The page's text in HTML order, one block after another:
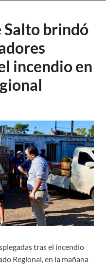
Salto brindó
incendio en
tras el incendio
Regional, en la mañana